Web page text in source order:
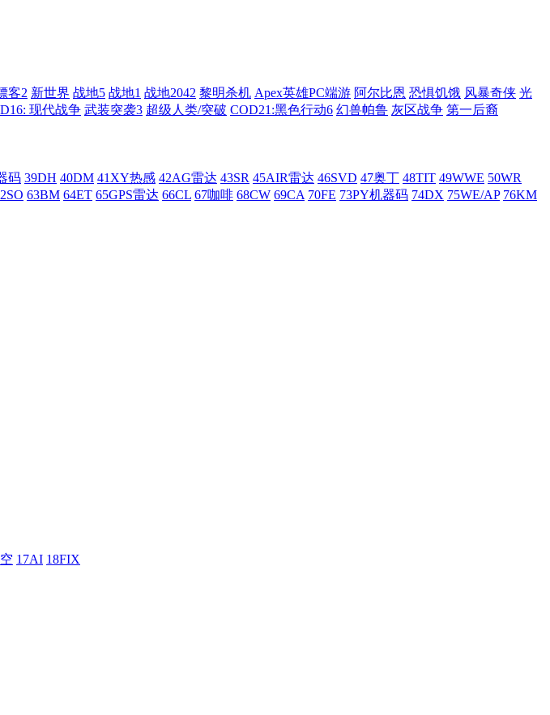
客2 新世界 战地5 战地1 战地2042 黎明杀机 Apex英雄PC端游 阿尔比恩 恐惧饥饿 风暴奇侠 光
现代战争 武装突袭3 超级人类/突破 COD21:黑色行动6 幻兽帕鲁 灰区战争 第一后裔
码 39DH 40DM 41XY热感 42AG雷达 43SR 45AIR雷达 46SVD 47奥丁 48TIT 49WWE 50WR
63BM 64ET 65GPS雷达 66CL 67咖啡 68CW 69CA 70FE 73PY机器码 74DX 75WE/AP 76KM
17AI 18FIX